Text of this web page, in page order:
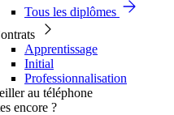
Tous les diplômes
Apprentissage
Initial
Professionnalisation
encore ?